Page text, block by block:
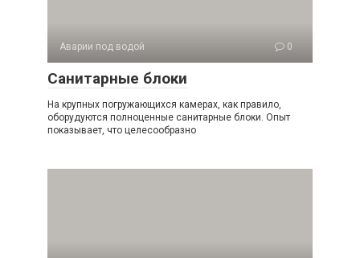
Аварии под водой 0
Санитарные блоки
На крупных погружающихся камерах, как правило,
оборудуются полноценные санитарные блоки. Опыт
показывает, что целесообразно